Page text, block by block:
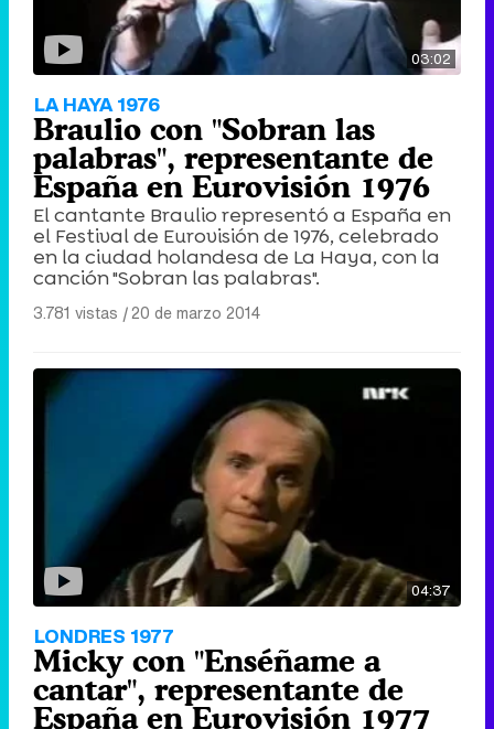
03:02
LA HAYA 1976
Braulio con "Sobran las
palabras", representante de
España en Eurovisión 1976
El cantante Braulio representó a España en
el Festival de Eurovisión de 1976, celebrado
en la ciudad holandesa de La Haya, con la
canción "Sobran las palabras".
3.781 vistas |20 de marzo 2014
04:37
LONDRES 1977
Micky con "Enséñame a
cantar", representante de
España en Eurovisión 1977